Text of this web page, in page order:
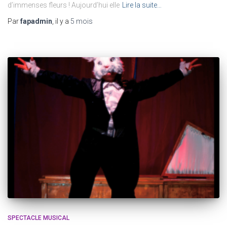
d’immenses fleurs ! Aujourd’hui elle
Lire la suite…
Parfapadmin , il y a 5 mois
SPECTACLE MUSICAL